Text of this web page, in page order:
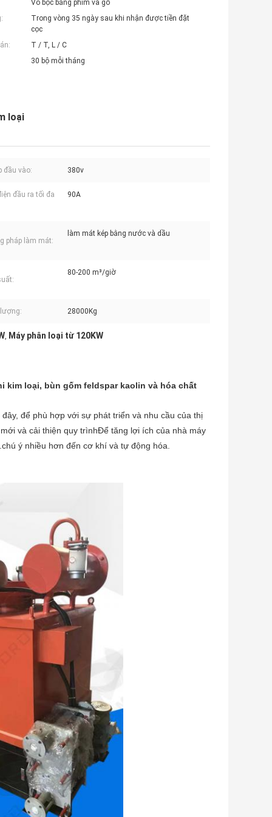
Vỏ bọc bằng phim và gỗ
Trong vòng 35 ngày sau khi nhận được tiền đặt
cọc
T / T, L / C
30 bộ mỗi tháng
loại
đầu vào: 380v
đầu ra tối đa 90A
pháp làm mát:
làm mát kép bằng nước và dầu
80-200 m³/giờ
28000Kg
, Máy phân loại từ 120KW
kim loại, bùn gốm feldspar kaolin và hóa chất
để phù hợp với sự phát triển và nhu cầu của thị
và cải thiện quy trìnhĐể tăng lợi ích của nhà máy
ý nhiều hơn đến cơ khí và tự động hóa.